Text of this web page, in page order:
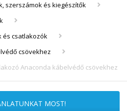
szerszámok és kiegészítők
és csatlakozók
csövekhez
Anaconda kábelvédő csövekhez
MOST!